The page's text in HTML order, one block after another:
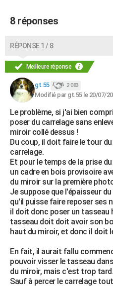
8 réponses
RÉPONSE 1 / 8
Meilleure réponse
gt.55 2 083
Modifié par gt.55 le 20/07/
Le problème, si j'ai bien
poser du carrelage sans
miroir collé dessus !
Du coup, il doit faire le tour
carrelage.
Et pour le temps de la prise
un cadre en bois provisoire
du miroir sur la première
Je suppose que l'épaisseur
qu'il puisse faire reposer ses
il doit donc poser un tasseau
tasseau doit doit avoir son
haut du miroir, et donc il doit
En fait, il aurait fallu
pouvoir visser le tasseau
du miroir, mais c'est trop
Sauf à percer le carrelage